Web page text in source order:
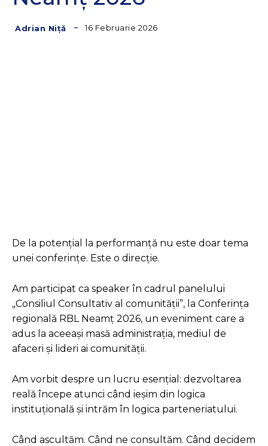
Adrian Niță 16 Februarie 2026
De la potențial la performanță nu este doar tema
unei conferințe. Este o direcție.
Am participat ca speaker în cadrul panelului
„Consiliul Consultativ al comunității”, la Conferința
regională RBL Neamț 2026, un eveniment care a
adus la aceeași masă administrația, mediul de
afaceri și lideri ai comunității.
Am vorbit despre un lucru esențial: dezvoltarea
reală începe atunci când ieșim din logica
instituțională și intrăm în logica parteneriatului.
Când ascultăm. Când ne consultăm. Când decidem